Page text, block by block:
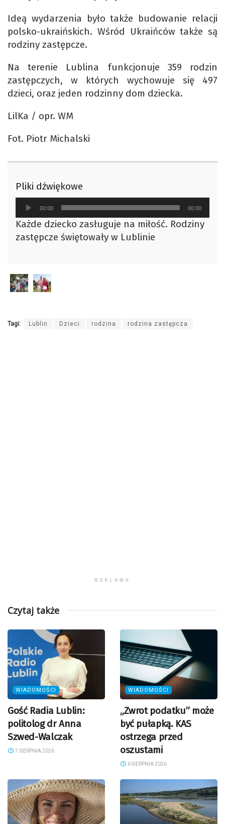
Ideą wydarzenia było także budowanie relacji
polsko-ukraińskich. Wśród Ukraińców także są
rodziny zastępcze.
Na terenie Lublina funkcjonuje 359 rodzin
zastępczych, w których wychowuje się 497
dzieci, oraz jeden rodzinny dom dziecka.
LilKa / opr. WM
Fot. Piotr Michalski
Pliki dźwiękowe
Odtwarzacz
plików
dźwiękowych
00:00 00:00
Każde dziecko zasługuje na miłość. Rodziny
zastępcze świętowały w Lublinie
Tagi: Lublin Dzieci rodzina rodzina zastępcza
REKLAMA
Czytaj także
WIADOMOŚCI
Gość Radia Lublin:
politolog dr Anna
Szwed-Walczak
7 SIERPNIA 2026
WIADOMOŚCI
„Zwrot podatku” może
być pułapką. KAS
ostrzega przed
oszustami
6 SIERPNIA 2026